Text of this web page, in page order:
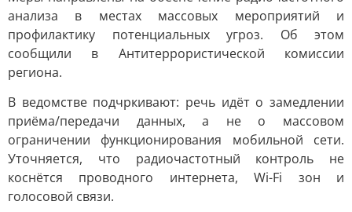
анализа в местах массовых мероприятий и
профилактику потенциальных угроз. Об этом
сообщили в Антитеррористической комиссии
региона.
В ведомстве подчркивают: речь идёт о замедлении
приёма/передачи данных, а не о массовом
ограничении функционирования мобильной сети.
Уточняется, что радиочастотный контроль не
коснётся проводного интернета, Wi-Fi зон и
голосовой связи.